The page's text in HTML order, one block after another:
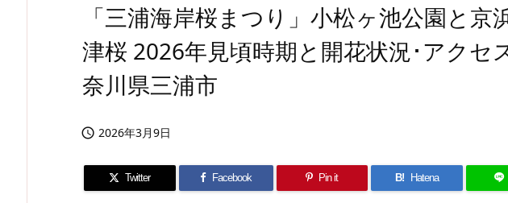
「三浦海岸桜まつり」小松ヶ池公園と京
津桜 2026年見頃時期と開花状況･アクセ
奈川県三浦市
 2026年3月9日
Twitter Facebook Pin it B! Hatena